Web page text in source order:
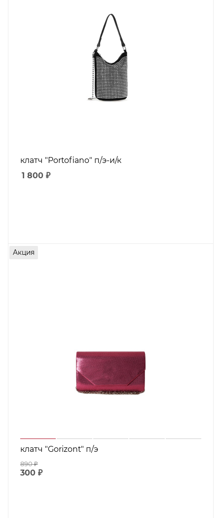
клатч "Portofiano" п/э-и/к
1 800 ₽
Акция
клатч "Gorizont" п/э
890₽
300 ₽